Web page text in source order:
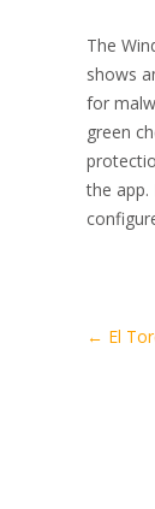
The
shows
for
green
the app.
Artikel-
← El